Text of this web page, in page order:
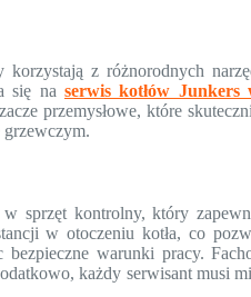
z różnorodnych
się na serwis kotłów
przemysłowe, które
sprzęt kontrolny, który
w otoczeniu kotła, co
warunki pracy.
każdy serwisant musi